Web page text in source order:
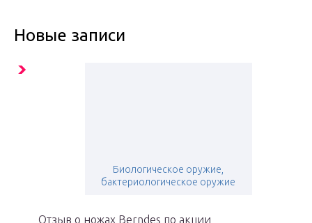
Новые записи
Биологическое оружие,
бактериологическое оружие
Отзыв о ножах Berndes по акции